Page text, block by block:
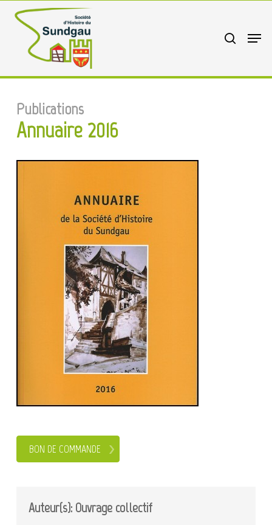
Skip
Menu
Publications
Annuaire 2016
BON DE COMMANDE
Auteur(s): Ouvrage collectif